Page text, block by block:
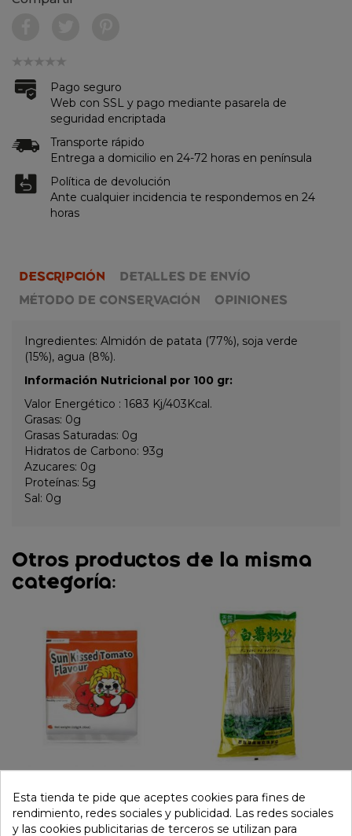
Pago seguro
Web con SSL y pago mediante pasarela de
seguridad encriptada
Transporte rápido
Entrega a domicilio en 24-72 horas en península
Política de devolución
Ante cualquier incidencia te respondemos en 24
horas
DESCRIPCIÓN
DETALLES DE ENVÍO
MÉTODO DE CONSERVACIÓN
OPINIONES
Ingredientes: Almidón de patata (77%), soja verde
(15%), agua (8%).
Información Nutricional por 100 gr:
Valor Energético : 1683 Kj/403Kcal.
Grasas: 0g
Grasas Saturadas: 0g
Hidratos de Carbono: 93g
Azucares: 0g
Proteínas: 5g
Sal: 0g
Otros productos de la misma
categoría:
salsa de tomate (YOUMI)
118g
vermicelli 400g
4,49 €
Esta tienda te pide que aceptes cookies para fines de
rendimiento, redes sociales y publicidad. Las redes sociales
y las cookies publicitarias de terceros se utilizan para